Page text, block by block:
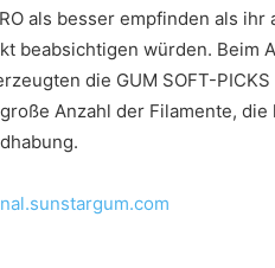
als besser empfinden als
beabsichtigen würden. Beim
die GUM SOFT-
Anzahl der Filamente,